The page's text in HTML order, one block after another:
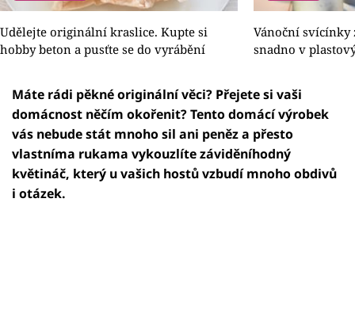
Udělejte originální kraslice. Kupte si
hobby beton a pusťte se do vyrábění
Vánoční
snadno v
Máte rádi pěkné originální věci? Přejete si vaši
domácnost něčím okořenit? Tento domácí výrobek
vás nebude stát mnoho sil ani peněz a přesto
vlastníma rukama vykouzlíte záviděníhodný
květináč, který u vašich hostů vzbudí mnoho obdivů
i otázek.